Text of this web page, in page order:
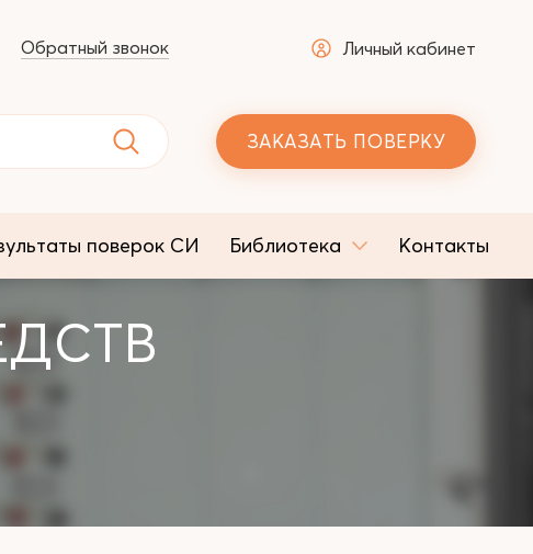
Обратный звонок Личный кабинет
ЗАКАЗАТЬ ПОВЕРКУ
поверок СИ Библиотека Контакты